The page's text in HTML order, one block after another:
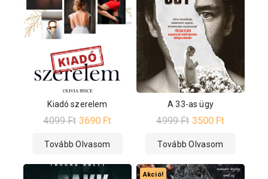
Kiadó szerelem
4099Ft 3690 Ft
Tovább Olvasom
A 33-as ügy
4999Ft 3500 Ft
Tovább Olvasom
Akció!